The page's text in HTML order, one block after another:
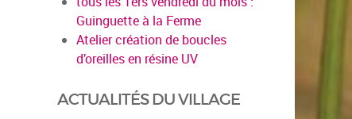
Guinguette à la Ferme
Atelier création de boucles
d’oreilles en résine UV
ACTUALITÉS DU VILLAGE